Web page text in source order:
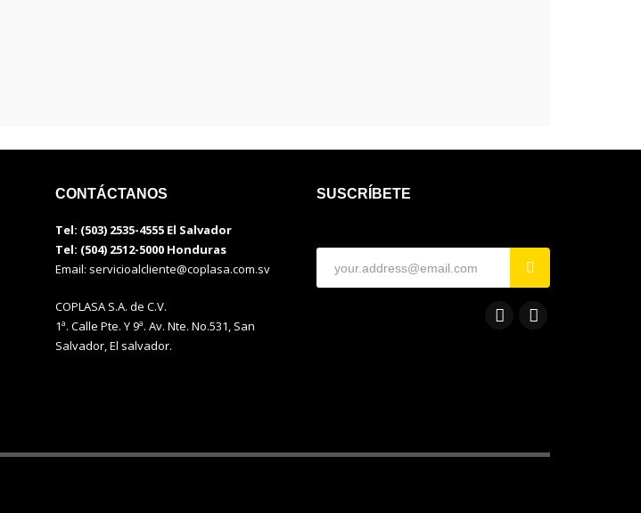
CONTÁCTANOS
Tel: (503) 2535-4555 El Salvador
Tel: (504) 2512-5000 Honduras
Email: servicioalcliente@coplasa.com.sv
COPLASA S.A. de C.V.
1ª. Calle Pte. Y 9ª. Av. Nte. No.531, San
Salvador, El salvador.
SUSCRÍBETE